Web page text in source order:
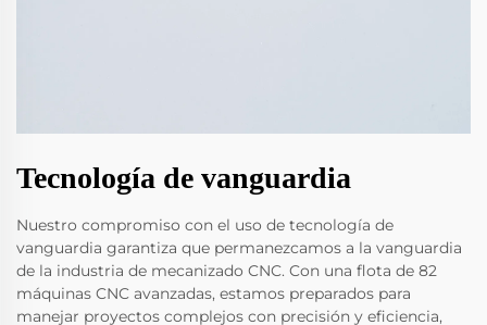
Tecnología de vanguardia
Nuestro compromiso con el uso de tecnología de
vanguardia garantiza que permanezcamos a la vanguardia
de la industria de mecanizado CNC. Con una flota de 82
máquinas CNC avanzadas, estamos preparados para
manejar proyectos complejos con precisión y eficiencia,